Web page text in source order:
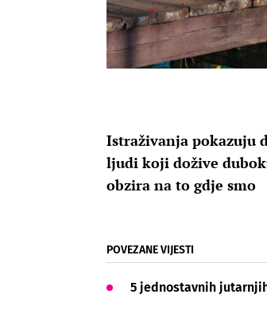
Istraživanja pokazuju
ljudi koji dožive
obzira na to gdje smo
POVEZANE VIJESTI
5 jednostavnih